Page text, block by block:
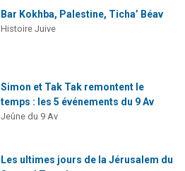
Bar Kokhba, Palestine, Ticha’ Béav
Histoire Juive
Simon et Tak Tak remontent le
temps : les 5 événements du 9 Av
Jeûne du 9 Av
Les ultimes jours de la Jérusalem du